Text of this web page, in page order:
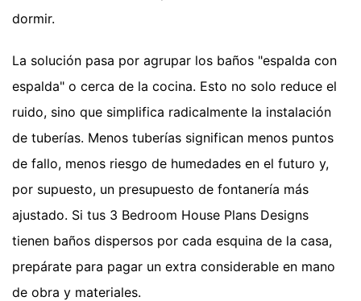
dormir.
La solución pasa por agrupar los baños "espalda con
espalda" o cerca de la cocina. Esto no solo reduce el
ruido, sino que simplifica radicalmente la instalación
de tuberías. Menos tuberías significan menos puntos
de fallo, menos riesgo de humedades en el futuro y,
por supuesto, un presupuesto de fontanería más
ajustado. Si tus 3 Bedroom House Plans Designs
tienen baños dispersos por cada esquina de la casa,
prepárate para pagar un extra considerable en mano
de obra y materiales.